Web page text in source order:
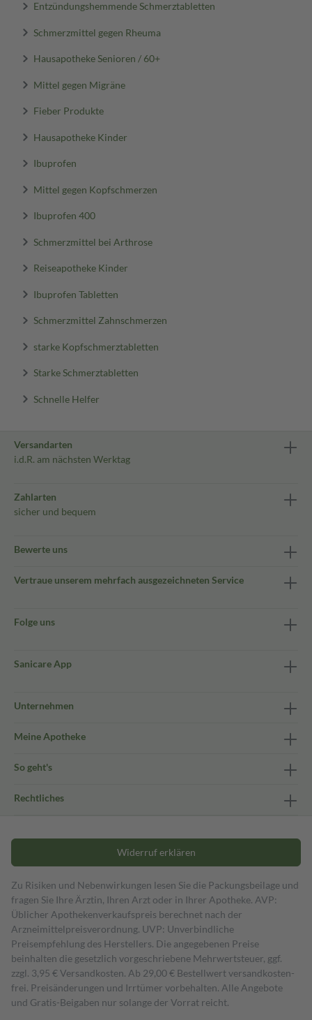
Entzündungshemmende Schmerztabletten
Schmerzmittel gegen Rheuma
Hausapotheke Senioren / 60+
Mittel gegen Migräne
Fieber Produkte
Hausapotheke Kinder
Ibuprofen
Mittel gegen Kopfschmerzen
Ibuprofen 400
Schmerzmittel bei Arthrose
Reiseapotheke Kinder
Ibuprofen Tabletten
Schmerzmittel Zahnschmerzen
starke Kopfschmerztabletten
Starke Schmerztabletten
Schnelle Helfer
Versandarten
i.d.R. am nächsten Werktag
Zahlarten
sicher und bequem
Bewerte uns
Vertraue unserem mehrfach ausgezeichneten Service
Folge uns
Sanicare App
Unternehmen
Meine Apotheke
So geht's
Rechtliches
Widerruf erklären
Zu Risiken und Nebenwirkungen lesen Sie die Packungsbeilage und
fragen Sie Ihre Ärztin, Ihren Arzt oder in Ihrer Apotheke. AVP:
Üblicher Apothekenverkaufspreis berechnet nach der
Arzneimittelpreisverordnung. UVP: Unverbindliche
Preisempfehlung des Herstellers. Die angegebenen Preise
beinhalten die gesetzlich vorgeschriebene Mehrwertsteuer, ggf.
zzgl. 3,95 € Versandkosten. Ab 29,00 € Bestell­wert versand­kosten­
frei. Preisänderungen und Irrtümer vorbehalten. Alle Angebote
und Gratis-Beigaben nur solange der Vorrat reicht.